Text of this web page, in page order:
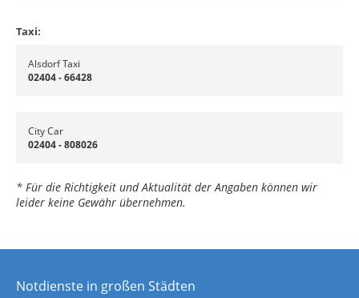
Taxi:
Alsdorf Taxi
02404 - 66428
City Car
02404 - 808026
* Für die Richtigkeit und Aktualität der Angaben können wir
leider keine Gewähr übernehmen.
Notdienste in großen Städten